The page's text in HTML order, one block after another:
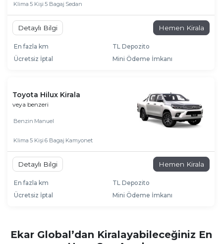
Klima 5 Kişi 5 Bagaj Sedan
Detaylı Bilgi Hemen Kirala
En fazla km
TL Depozito
Ücretsiz İptal
Mini Ödeme İmkanı
Toyota Hilux Kirala
veya benzeri
Benzin Manuel
Klima 5 Kişi 6 Bagaj Kamyonet
Detaylı Bilgi Hemen Kirala
En fazla km
TL Depozito
Ücretsiz İptal
Mini Ödeme İmkanı
Ekar Global’dan Kiralayabileceğiniz En